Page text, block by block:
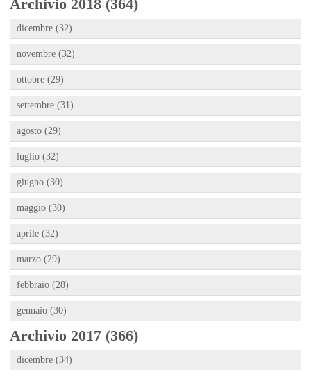
Archivio 2018 (364)
dicembre (32)
novembre (32)
ottobre (29)
settembre (31)
agosto (29)
luglio (32)
giugno (30)
maggio (30)
aprile (32)
marzo (29)
febbraio (28)
gennaio (30)
Archivio 2017 (366)
dicembre (34)